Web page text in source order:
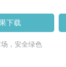
下载
，安全绿色